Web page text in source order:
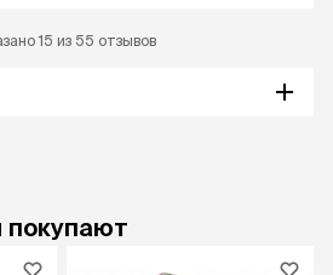
15 из 55 отзывов
покупают